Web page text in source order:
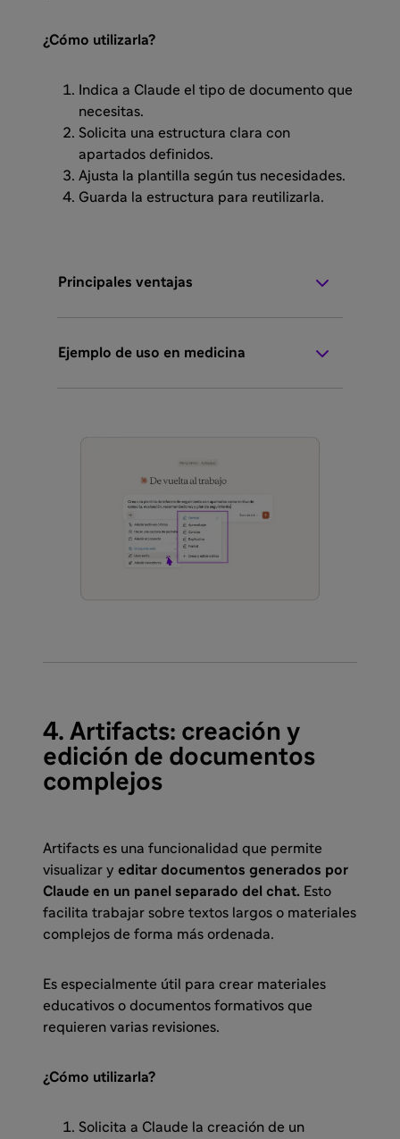
¿Cómo utilizarla?
Indica a Claude el tipo de documento que
necesitas.
Solicita una estructura clara con
apartados definidos.
Ajusta la plantilla según tus necesidades.
Guarda la estructura para reutilizarla.
Principales ventajas
Ejemplo de uso en medicina
4. Artifacts: creación y
edición de documentos
complejos
Artifacts es una funcionalidad que permite
visualizar y editar documentos generados por
Claude en un panel separado del chat. Esto
facilita trabajar sobre textos largos o materiales
complejos de forma más ordenada.
Es especialmente útil para crear materiales
educativos o documentos formativos que
requieren varias revisiones.
¿Cómo utilizarla?
Solicita a Claude la creación de un